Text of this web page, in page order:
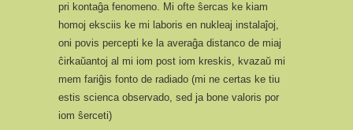
pri kontaĝa fenomeno. Mi ofte ŝercas ke kiam
homoj eksciis ke mi laboris en nukleaj instalaĵoj,
oni povis percepti ke la averaĝa distanco de miaj
ĉirkaŭantoj al mi iom post iom kreskis, kvazaŭ mi
mem fariĝis fonto de radiado (mi ne certas ke tiu
estis scienca observado, sed ja bone valoris por
iom ŝerceti)